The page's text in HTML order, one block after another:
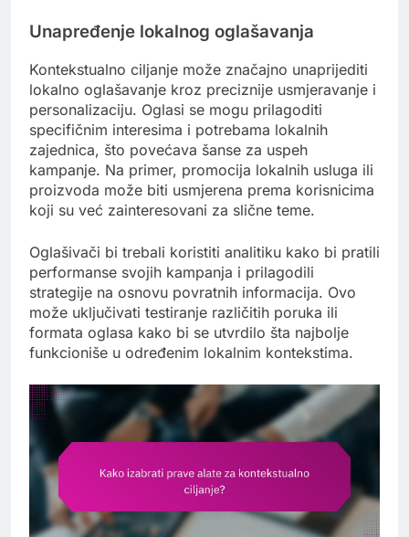
Unapređenje lokalnog oglašavanja
Kontekstualno ciljanje može značajno unaprijediti
lokalno oglašavanje kroz preciznije usmjeravanje i
personalizaciju. Oglasi se mogu prilagoditi
specifičnim interesima i potrebama lokalnih
zajednica, što povećava šanse za uspeh
kampanje. Na primer, promocija lokalnih usluga ili
proizvoda može biti usmjerena prema korisnicima
koji su već zainteresovani za slične teme.
Oglašivači bi trebali koristiti analitiku kako bi pratili
performanse svojih kampanja i prilagodili
strategije na osnovu povratnih informacija. Ovo
može uključivati testiranje različitih poruka ili
formata oglasa kako bi se utvrdilo šta najbolje
funkcioniše u određenim lokalnim kontekstima.